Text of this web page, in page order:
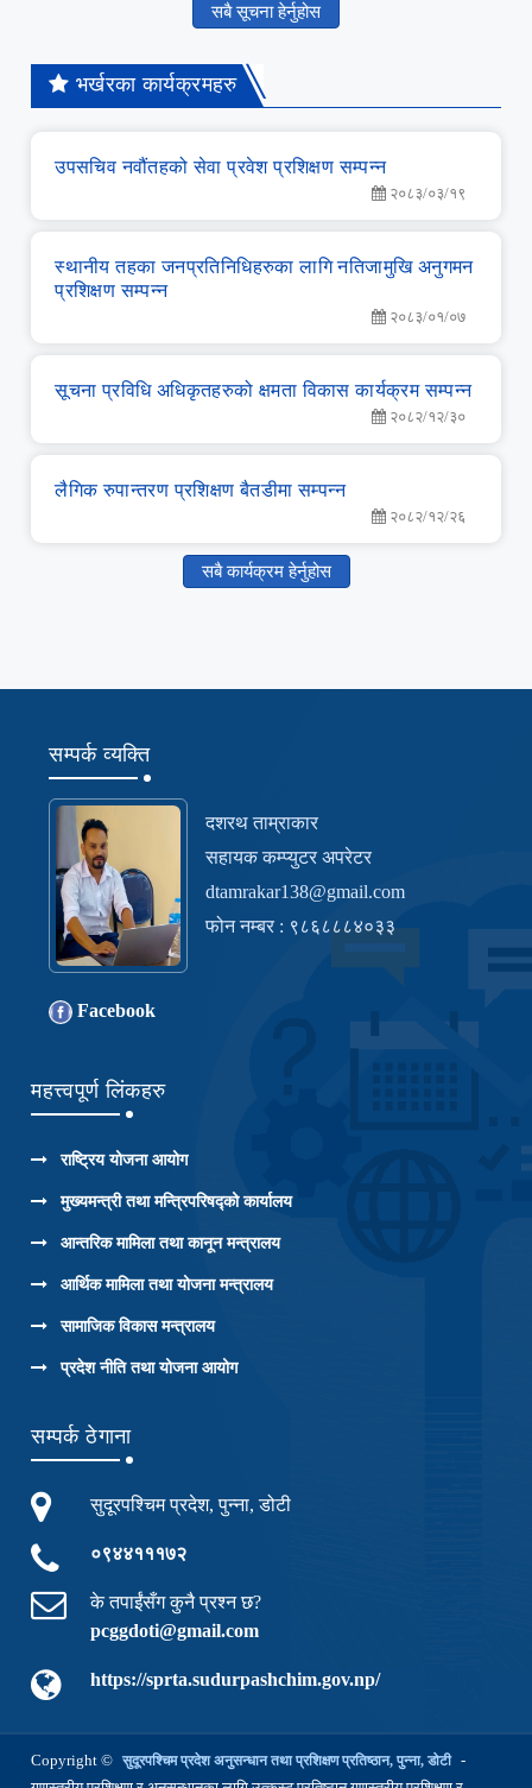
सबै सूचना हेर्नुहोस
भर्खरका कार्यक्रमहरु
उपसचिव नवौंतहको सेवा प्रवेश प्रशिक्षण सम्‍पन्‍न
२०८३/०३/१९
स्‍थानीय तहका जनप्रतिनिधिहरुका लागि नतिजामुखि अनुगमन
प्रशिक्षण सम्‍पन्‍न
२०८३/०१/०७
सूचना प्रविधि अधिकृतहरुको क्षमता विकास कार्यक्रम सम्‍पन्‍न
२०८२/१२/३०
लै‌गिक रुपान्‍तरण प्रशिक्षण बैतडीमा सम्‍पन्‍न
२०८२/१२/२६
सबै कार्यक्रम हेर्नुहोस
सम्पर्क व्यक्ति
दशरथ ताम्राकार
सहायक कम्प्युटर अपरेटर
dtamrakar138@gmail.com
फोन नम्बर : ९८६८८८४०३३
Facebook
महत्त्वपूर्ण लिंकहरु
राष्ट्रिय योजना आयोग
मुख्यमन्त्री तथा मन्त्रिपरिषद्को कार्यालय
आन्तरिक मामिला तथा कानून मन्त्रालय
आर्थिक मामिला तथा योजना मन्त्रालय
सामाजिक विकास मन्त्रालय
प्रदेश नीति तथा योजना आयोग
सम्पर्क ठेगाना
सुदूरपश्चिम प्रदेश, पुन्ना, डोटी
०९४४१११७२
के तपाईंसँग कुनै प्रश्न छ?
pcggdoti@gmail.com
https://sprta.sudurpashchim.gov.np/
Copyright © सुदूरपश्चिम प्रदेश अनुसन्धान तथा प्रशिक्षण प्रतिष्ठान, पुन्ना, डोटी -